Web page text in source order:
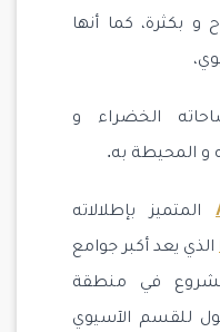
و بكثرة، كما أنها
الخضراء و
و المحيطة به.
المتميز بإطلالاته
الذي يعد أكبر جوامع
في منطقة
للقسم الآسيوي